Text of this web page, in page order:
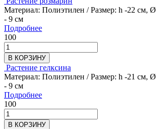
Материал: Полиэтилен / Размер: h -22 см,
- 9 см
Подробнее
100
В КОРЗИНУ
Растение гелксина
Материал: Полиэтилен / Размер: h -21 см,
- 9 см
Подробнее
100
В КОРЗИНУ